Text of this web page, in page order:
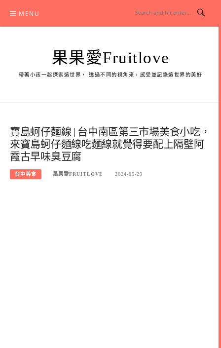
content
MENU
果果愛Fruitlove
帶著小孩一起探索這世界， 透過不同的視角來，感受並記錄這世界的美好
寶島蚵仔麵線 | 台中南區第三市場美食小吃，
來寶島蚵仔麵線吃麵線就覺得要配上隔壁阿
霞古早味臭豆腐
台中美食 果果愛FRUITLOVE 2024-05-29